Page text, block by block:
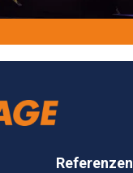
Referenzen